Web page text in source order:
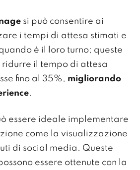
si può consentire ai
i tempi di attesa stimati e
è il loro turno; queste
ridurre il tempo di attesa
fino al 35%, migliorando
.
essere ideale implementare
come la visualizzazione
di social media. Queste
essere ottenute con la